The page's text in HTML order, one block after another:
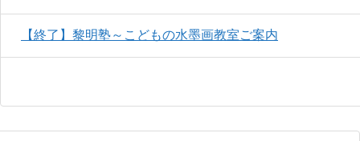
【終了】黎明塾～こどもの水墨画教室ご案内